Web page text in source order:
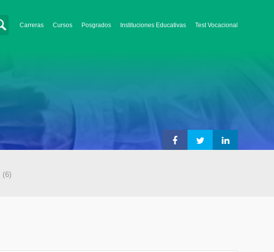
Carreras Cursos Posgrados Instituciones Educativas Test Vocacional
(6)